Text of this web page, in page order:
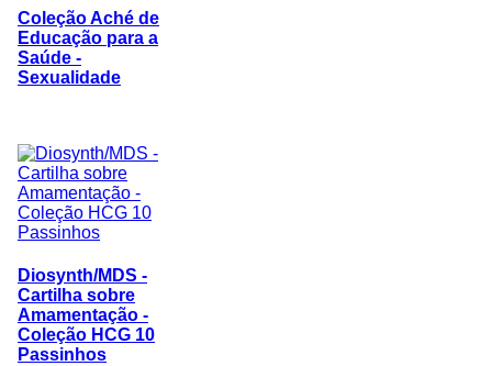
Coleção Aché de
Educação para a
Saúde -
Sexualidade
Diosynth/MDS -
Cartilha sobre
Amamentação -
Coleção HCG 10
Passinhos